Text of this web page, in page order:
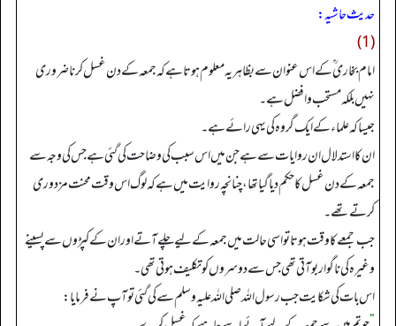
حدیث حاشیہ:
(1)
امام بخاری ؒ کے اس عنوان سے بظاہر یہ معلوم ہوتا ہے کہ جمعہ کے دن غسل کرنا ضروری
نہیں بلکہ مستحب و افضل ہے۔
جیسا کہ علماء کے ایک گروہ کی یہی رائے ہے۔
ان کا استدلال ان روایات سے ہے جن میں اس سبب کی وضاحت کی گئی ہے جس کی وجہ سے
جمعہ کے دن غسل کا حکم دیا گیا تھا، چنانچہ روایت میں ہے کہ لوگ اس وقت محنت مزدوری
کرتے تھے۔
جب جمعے کا وقت ہوتا تو اسی حالت میں جمعہ کے لیے چلے آتے اور ان کے کپڑوں سے پسینے
وغیرہ کی ناگوار بو آتی تھی جس سے دوسروں کو تکلیف ہوتی تھی۔
اس بات کی شکایت جب رسول اللہ صلی اللہ علیہ وسلم سے کی گئی تو آپ نے فرمایا: